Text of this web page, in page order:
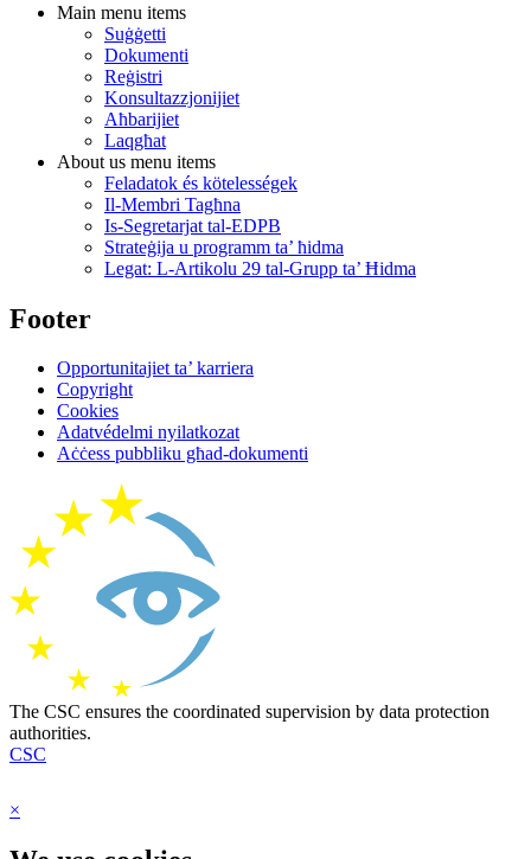
Main menu items
Suġġetti
Dokumenti
Reġistri
Konsultazzjonijiet
Aħbarijiet
Laqgħat
About us menu items
Feladatok és kötelességek
Il-Membri Tagħna
Is-Segretarjat tal-EDPB
Strateġija u programm ta’ ħidma
Legat: L-Artikolu 29 tal-Grupp ta’ Ħidma
Footer
Opportunitajiet ta’ karriera
Copyright
Cookies
Adatvédelmi nyilatkozat
Aċċess pubbliku għad-dokumenti
The CSC ensures the coordinated supervision by data protection
authorities.
CSC
×